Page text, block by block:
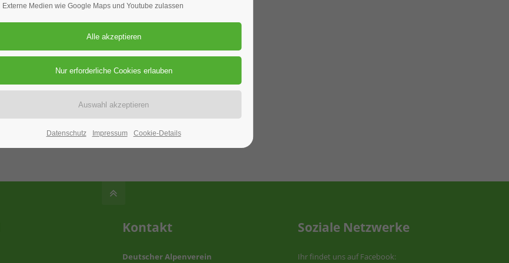
11.12.2025
ORT: WIESENSTRASSE IN WEISSENBURG
Kontakt
Deutscher Alpenverein
Soziale Netzwerke
Ihr findet uns auf Facebook:
Externe Medien wie Google Maps und Youtube zulassen
Datenschutz Impressum Cookie-Details